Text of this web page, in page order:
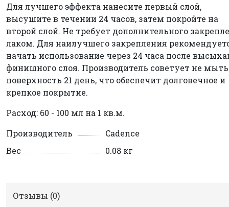
Для лучшего эффекта нанесите первый слой,
высушите в течении 24 часов, затем покройте на
второй слой. Не требует дополнительного
лаком. Для наилучшего закрепления
начать использование через 24 часа после
финишного слоя. Производитель советует не мыть
поверхность 21 день, что обеспечит долговечное и
крепкое покрытие.
Расход: 60 - 100 мл на 1 кв.м.
Производитель
Cadence
Вес
0.08 кг
Отзывы (0)